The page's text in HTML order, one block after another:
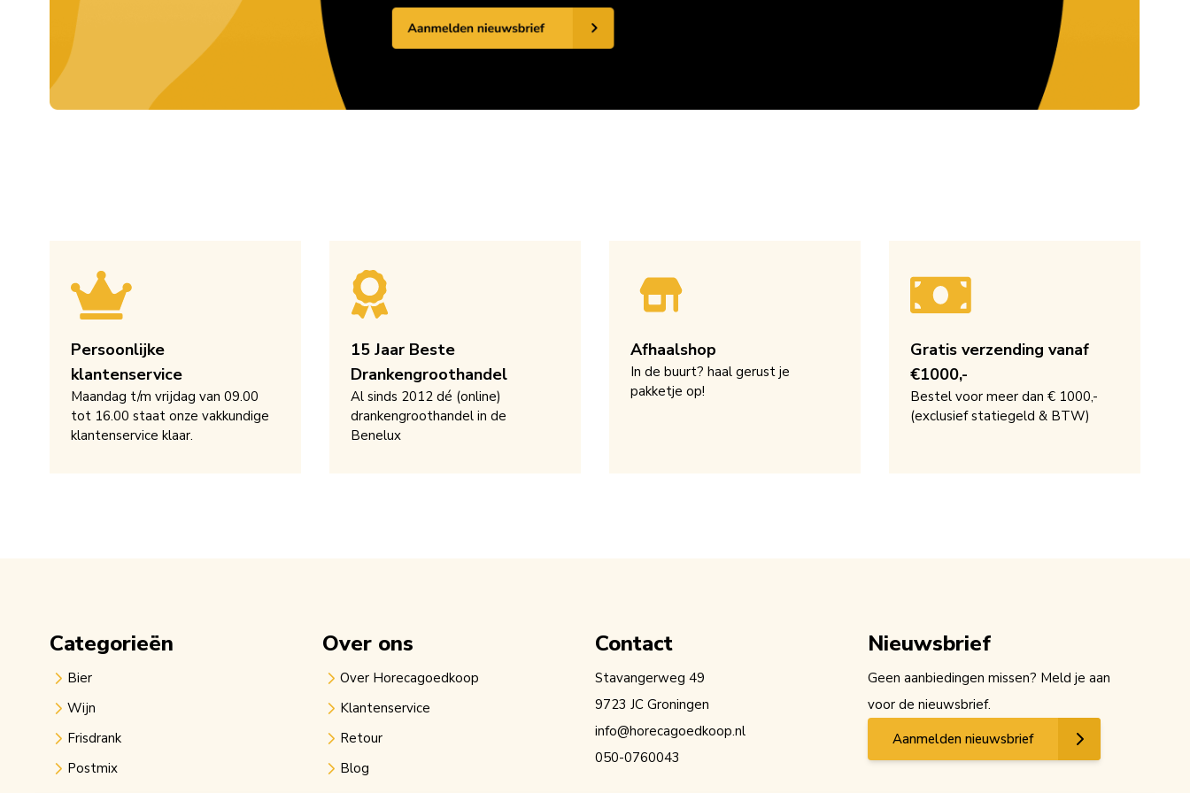
Persoonlijke
klantenservice
Maandag t/m vrijdag van 09.00
tot 16.00 staat onze vakkundige
klantenservice klaar.
15 Jaar Beste
Drankengroothandel
Al sinds 2012 dé (online)
drankengroothandel in de
Benelux
Afhaalshop
In de buurt? haal gerust je
pakketje op!
Gratis verzending vanaf
€1000,-
Bestel voor meer dan € 1000,-
(exclusief statiegeld & BTW)
Categorieën
Bier
Wijn
Frisdrank
Postmix
Over ons
Over Horecagoedkoop
Klantenservice
Retour
Blog
Contact
Stavangerweg 49
9723 JC Groningen
info@horecagoedkoop.nl
050-0760043
Nieuwsbrief
Geen aanbiedingen missen? Meld je aan
voor de nieuwsbrief.
Aanmelden nieuwsbrief